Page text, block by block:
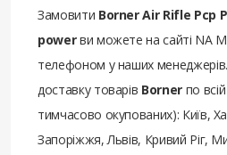
Замовити Borner Air Rifle Pcp
powerви можете на сайті NA
телефоном у наших
доставку товарів Borner по
тимчасово окупованих): Київ,
Запоріжжя, Львів, Кривий Ріг,